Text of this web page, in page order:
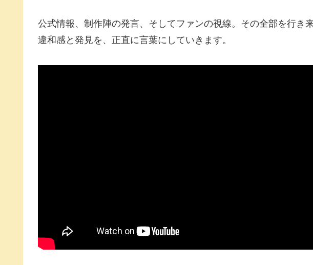
公式情報、制作陣の発言、そしてファンの視線。その全部を行き
違和感と発見を、正直に言葉にしていきます。